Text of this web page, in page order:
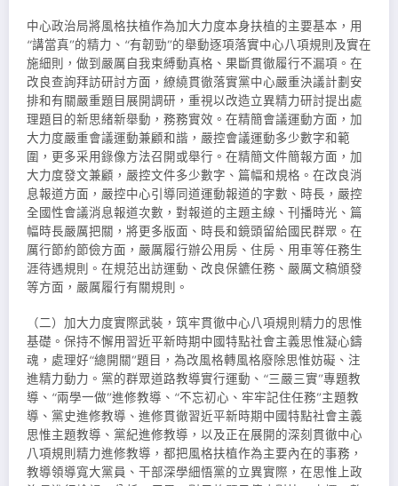
中心政治局將風格扶植作為加大力度本身扶植的主要基本，用
“講當真”的精力、“有韌勁”的舉動逐項落實中心八項規則及實在
施細則，做到嚴厲自我束縛動真格、果斷貫徹履行不漏項。在
改良查詢拜訪研討方面，繚繞貫徹落實黨中心嚴重決議計劃安
排和有關嚴重題目展開調研，重視以改造立異精力研討提出處
理題目的新思緒新舉動，務務實效。在精簡會議運動方面，加
大力度嚴重會議運動兼顧和諧，嚴控會議運動多少數字和範
圍，更多采用錄像方法召開或舉行。在精簡文件簡報方面，加
大力度發文兼顧，嚴控文件多少數字、篇幅和規格。在改良消
息報道方面，嚴控中心引導同道運動報道的字數、時長，嚴控
全國性會議消息報道次數，對報道的主題主線、刊播時光、篇
幅時長嚴厲把關，將更多版面、時長和鏡頭留給國民群眾。在
厲行節約節儉方面，嚴厲履行辦公用房、住房、用車等任務生
涯待遇規則。在規范出訪運動、改良保鑣任務、嚴厲文稿頒發
等方面，嚴厲履行有關規則。
（二）加大力度實際武裝，筑牢貫徹中心八項規則精力的思惟
基礎。保持不懈用習近平新時期中國特點社會主義思惟凝心鑄
魂，處理好“總開關”題目，為改風格轉風格廢除思惟妨礙、注
進精力動力。黨的群眾道路教導實行運動、“三嚴三實”專題教
導、“兩學一做”進修教導、“不忘初心、牢牢記住任務”主題教
導、黨史進修教導、進修貫徹習近平新時期中國特點社會主義
思惟主題教導、黨紀進修教導，以及正在展開的深刻貫徹中心
八項規則精力進修教導，都把風格扶植作為主要內在的事務，
教導領導寬大黨員、干部深學細悟黨的立異實際，在思惟上政